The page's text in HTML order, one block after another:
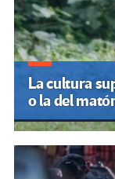
La cultura
o la del